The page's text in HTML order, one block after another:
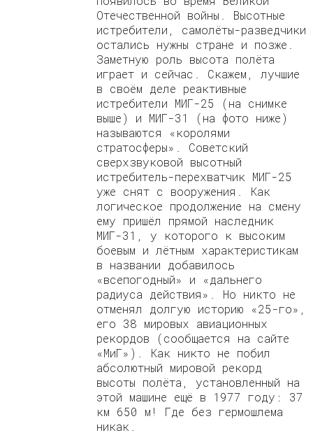
Отечественной войны. Высотные
истребители, самолёты-разведчики
остались нужны стране и позже.
Заметную роль высота полёта
играет и сейчас. Скажем, лучшие
в своём деле реактивные
истребители МИГ-25 (на снимке
выше) и МИГ-31 (на фото ниже)
называются «королями
стратосферы». Советский
сверхзвуковой высотный
истребитель-перехватчик МИГ-25
уже снят с вооружения. Как
логическое продолжение на смену
ему пришёл прямой наследник
МИГ-31, у которого к высоким
боевым и лётным характеристикам
в названии добавилось
«всепогодный» и «дальнего
радиуса действия». Но никто не
отменял долгую историю «25-го»,
его 38 мировых авиационных
рекордов (сообщается на сайте
«МиГ»). Как никто не побил
абсолютный мировой рекорд
высоты полёта, установленный на
этой машине ещё в 1977 году: 37
км 650 м! Где без гермошлема
никак.